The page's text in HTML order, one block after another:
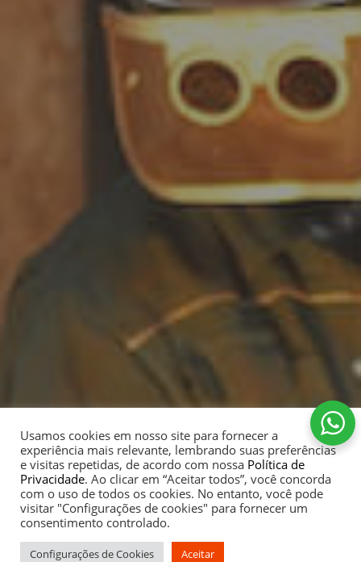
Usamos cookies em nosso site para fornecer a
experiência mais relevante, lembrando suas preferências
e visitas repetidas, de acordo com nossa Política de
Privacidade. Ao clicar em “Aceitar todos”, você concorda
com o uso de todos os cookies. No entanto, você pode
visitar "Configurações de cookies" para fornecer um
consentimento controlado.
Configurações de Cookies Aceitar